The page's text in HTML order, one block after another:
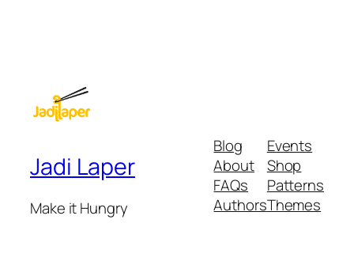
Jadi Laper
Make it Hungry
Blog
About
FAQs
Authors
Events
Shop
Patterns
Themes